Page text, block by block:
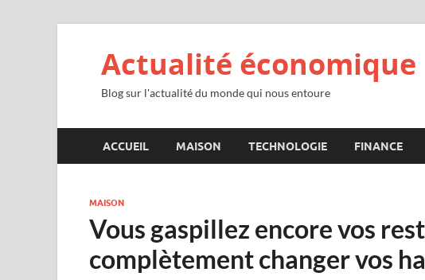
Actualité économique
Blog sur l'actualité du monde qui nous entoure
ACCUEIL MAISON TECHNOLOGIE FINANCE
MAISON
Vous gaspillez encore vos
complètement changer vos